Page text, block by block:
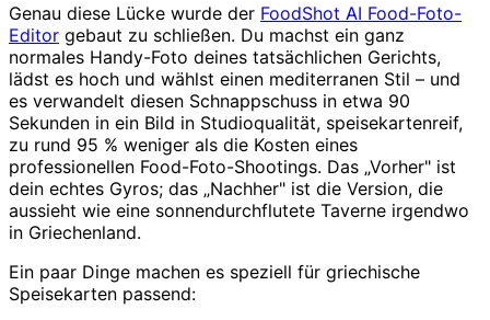
Genau diese Lücke wurde der FoodShot AI Food-Foto-
Editor gebaut zu schließen. Du machst ein ganz
normales Handy-Foto deines tatsächlichen Gerichts,
lädst es hoch und wählst einen mediterranen Stil – und
es verwandelt diesen Schnappschuss in etwa 90
Sekunden in ein Bild in Studioqualität, speisekartenreif,
zu rund 95 % weniger als die Kosten eines
professionellen Food-Foto-Shootings. Das „Vorher" ist
dein echtes Gyros; das „Nachher" ist die Version, die
aussieht wie eine sonnendurchflutete Taverne irgendwo
in Griechenland.
Ein paar Dinge machen es speziell für griechische
Speisekarten passend: